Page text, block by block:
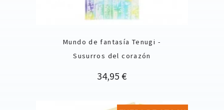
Mundo de fantasía Tenugi -
Susurros del corazón
Precio
34,95 €